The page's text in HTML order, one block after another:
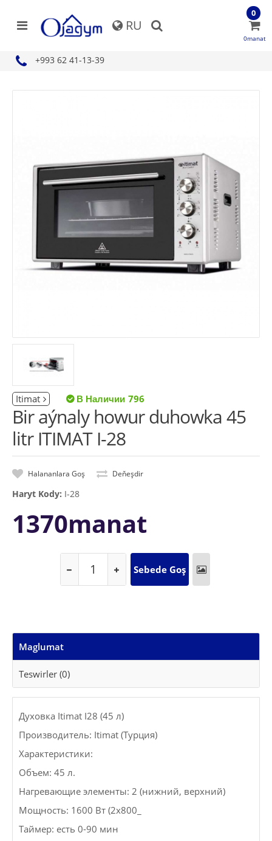
RU
+993 62 41-13-39
0
0manat
Itimat 796
Bir aýnaly howur duhowka 45
litr ITIMAT I-28
Halananlara Goş Deňeşdir
Haryt Kody: I-28
1370manat
Maglumat
Teswirler (0)
Духовка Itimat I28 (45 л)
Производитель: Itimat (Турция)
Характеристики:
Объем: 45 л.
Нагревающие элементы: 2 (нижний, верхний)
Мощность: 1600 Вт (2х800_
Таймер: есть 0-90 мин